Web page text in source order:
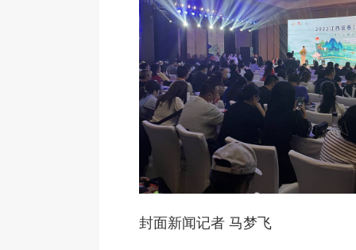
封面新闻记者 马梦飞